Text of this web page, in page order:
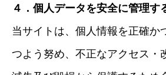
４．個人データを安全に管理す
当サイトは、個人情報を正確か
つよう努め、不正なアクセス・